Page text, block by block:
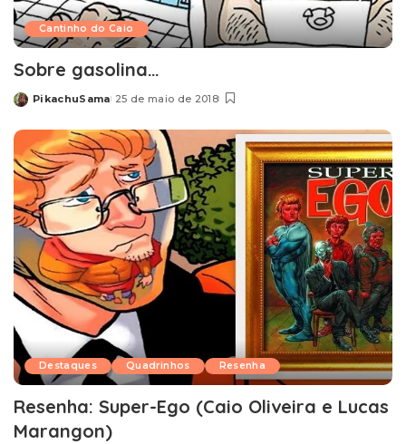
Cantinho do Caio
Sobre gasolina…
Posted
PikachuSama 25 de maio de 2018
Destaques Quadrinhos Resenha
Resenha: Super-Ego (Caio Oliveira e Lucas
Marangon)